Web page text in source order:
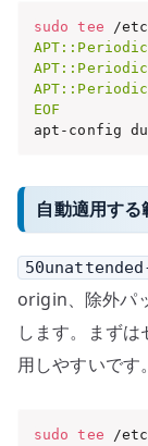
sudo tee /
EOF
apt-config
自動適用す
origin、除外パ
します。まず
用しやすいです。
sudo tee /